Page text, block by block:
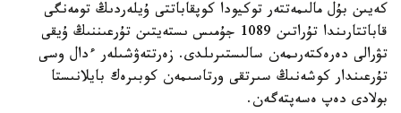
كەيىن بۇل مالىمەتتەر توكيودا كوپقاباتتى ۇيلەردىڭ تومەنگى
قاباتتارىندا تۇراتىن 1089 جۇمىس ىستەيتىن تۇرعىننىڭ ۇيقى
تۋرالى دەرەكتەرىمەن سالىستىرىلدى. زەرتتەۋشىلەر ءدال وسى
تۇرعىندار كوشەنىڭ سىرتقى ورتاسىمەن كوبىرەك بايلانىستا
بولادى دەپ ەسەپتەگەن.